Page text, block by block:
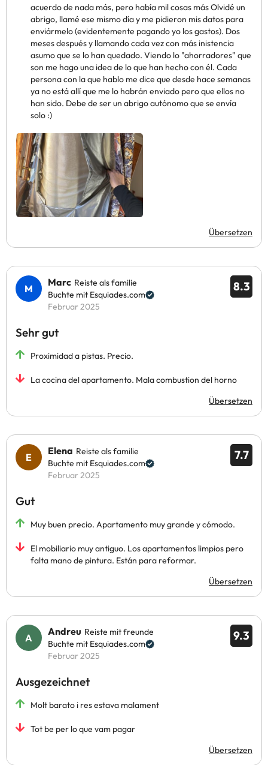
acuerdo de nada más, pero había mil cosas más Olvidé un
abrigo, llamé ese mismo día y me pidieron mis datos para
enviármelo (evidentemente pagando yo los gastos). Dos
meses después y llamando cada vez con más inistencia
asumo que se lo han quedado. Viendo lo "ahorradores" que
son me hago una idea de lo que han hecho con él. Cada
persona con la que hablo me dice que desde hace semanas
ya no está allí que me lo habrán enviado pero que ellos no
han sido. Debe de ser un abrigo autónomo que se envía
solo :)
Übersetzen
8.3
Marc Reiste als familie
Buchte mit Esquiades.com
Februar 2025
Sehr gut
Proximidad a pistas. Precio.
La cocina del apartamento. Mala combustion del horno
Übersetzen
7.7
Elena Reiste als familie
Buchte mit Esquiades.com
Februar 2025
Gut
Muy buen precio. Apartamento muy grande y cómodo.
El mobiliario muy antiguo. Los apartamentos limpios pero
falta mano de pintura. Están para reformar.
Übersetzen
9.3
Andreu Reiste mit freunde
Buchte mit Esquiades.com
Februar 2025
Ausgezeichnet
Molt barato i res estava malament
Tot be per lo que vam pagar
Übersetzen